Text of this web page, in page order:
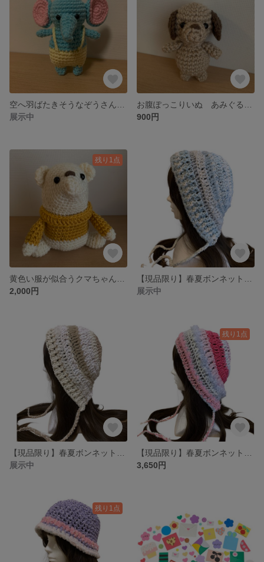
展示中
900円
残り1点
2,000円
展示中
展示中
残り1点
3,650円
残り1点